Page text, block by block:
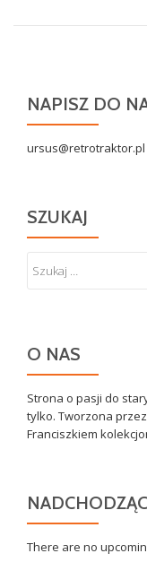
NAPISZ DO
ursus@retrotraktor.pl
SZUKAJ
O NAS
Strona o pasji do
tylko. Tworzona
Franciszkiem
There are no